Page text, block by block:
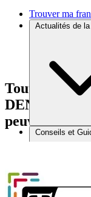
Trouver ma
Actualités de
Brèves et actus
Interviews
Conseils et
Tout comme
peuvent vous